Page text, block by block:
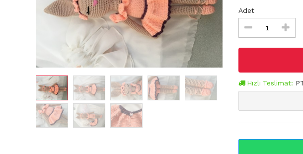
Adet
Hızlı Teslimat: